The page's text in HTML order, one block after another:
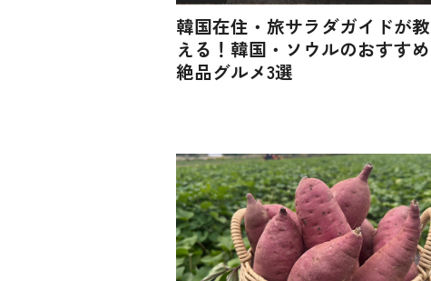
韓国在住・旅サラダガイドが教
える！韓国・ソウルのおすすめ
絶品グルメ3選